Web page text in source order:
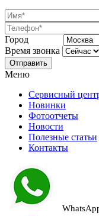
Город
Время звонка
Отправить
Меню
Сервисный
Новинки
Фотоотчеты
Новости
Полезные статьи
Контакты